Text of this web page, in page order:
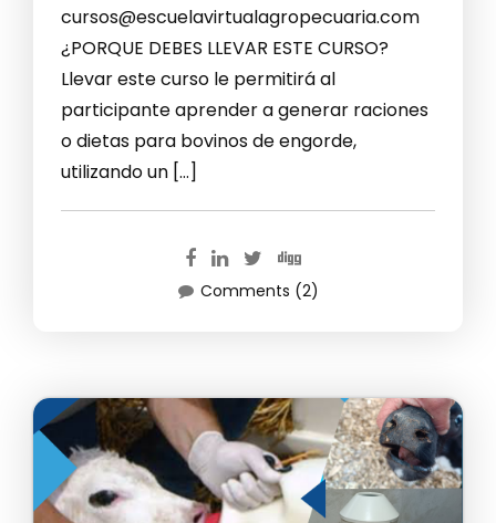
cursos@escuelavirtualagropecuaria.com
¿PORQUE DEBES LLEVAR ESTE CURSO?
Llevar este curso le permitirá al
participante aprender a generar raciones
o dietas para bovinos de engorde,
utilizando un […]
Comments (2)